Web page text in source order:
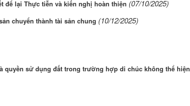
để lại Thực tiễn và kiến nghị hoàn thiện (07/10/2025)
chuyển thành tài sản chung (10/12/2025)
quyền sử dụng đất trong trường hợp di chúc không thể hiện